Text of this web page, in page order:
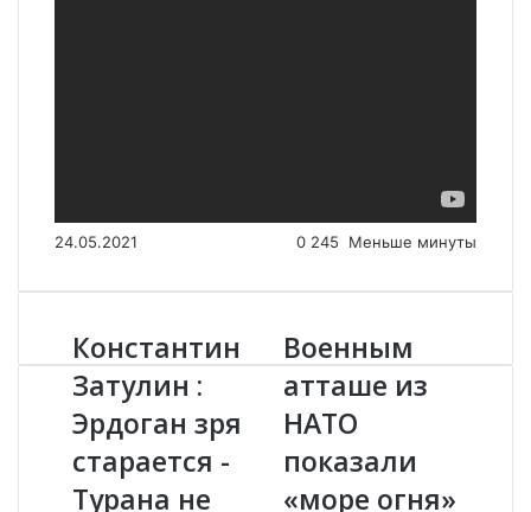
24.05.2021 0 245 Меньше минуты
К
о
н
с
т
а
н
Константин
Затулин :
Эрдоган зря
старается -
Турана не
В
о
е
н
н
ы
Военным
атташе из
НАТО
показали
«море огня»